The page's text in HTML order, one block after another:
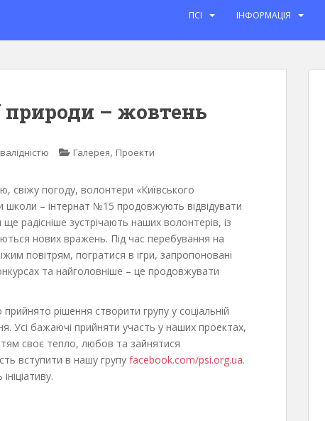
ПСІ ІНФОРМАЦІЯ
– жовтень
Галерея, Проекти
свіжу погоду, волонтери «Київського
школи – інтернат №15 продовжують відвідувати
радісніше зустрічають наших волонтерів, із
нових вражень. Під час перебування на
повітрям, погратися в ігри, запропоновані
та найголовніше – це продовжувати
рішення створити групу у соціальній
Усі бажаючі прийняти участь у наших проектах,
своє тепло, любов та зайнятися
вступити в нашу групу facebook.com/psi.org.ua.